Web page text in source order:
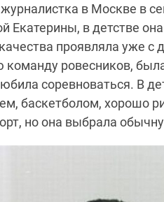
в Москве в
Екатерины, в детстве
проявляла уже с
ровесников,
соревноваться. В
баскетболом, хорошо
но она выбрала